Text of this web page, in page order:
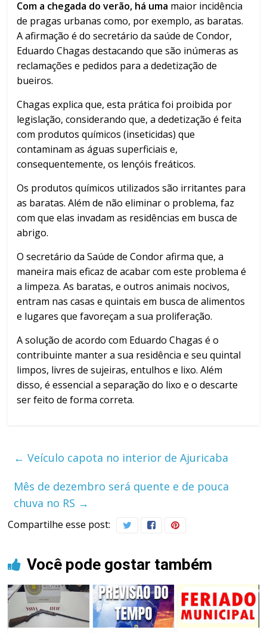
Com a chegada do verão, há uma maior incidência
de pragas urbanas como, por exemplo, as baratas.
A afirmação é do secretário da saúde de Condor,
Eduardo Chagas destacando que são inúmeras as
reclamações e pedidos para a dedetização de
bueiros.
Chagas explica que, esta prática foi proibida por
legislação, considerando que, a dedetização é feita
com produtos químicos (inseticidas) que
contaminam as águas superficiais e,
consequentemente, os lençóis freáticos.
Os produtos químicos utilizados são irritantes para
as baratas. Além de não eliminar o problema, faz
com que elas invadam as residências em busca de
abrigo.
O secretário da Saúde de Condor afirma que, a
maneira mais eficaz de acabar com este problema é
a limpeza. As baratas, e outros animais nocivos,
entram nas casas e quintais em busca de alimentos
e lugares que favoreçam a sua proliferação.
A solução de acordo com Eduardo Chagas é o
contribuinte manter a sua residência e seu quintal
limpos, livres de sujeiras, entulhos e lixo. Além
disso, é essencial a separação do lixo e o descarte
ser feito de forma correta.
← Veículo capota no interior de Ajuricaba
Mês de dezembro será quente e de pouca
chuva no RS →
Compartilhe esse post:
Você pode gostar também